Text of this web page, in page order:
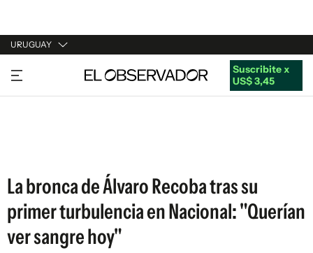
URUGUAY
URUGUAY
ARGENTINA
Suscribite x
US$ 3,45
La bronca de Álvaro Recoba tras su
primer turbulencia en Nacional: "Querían
ver sangre hoy"